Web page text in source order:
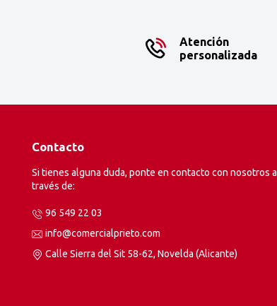
Atención
personalizada
Contacto
Si tienes alguna duda, ponte en contacto con nosotros a
través de:
96 549 22 03
info@comercialprieto.com
Calle Sierra del Sit 58-62, Novelda (Alicante)